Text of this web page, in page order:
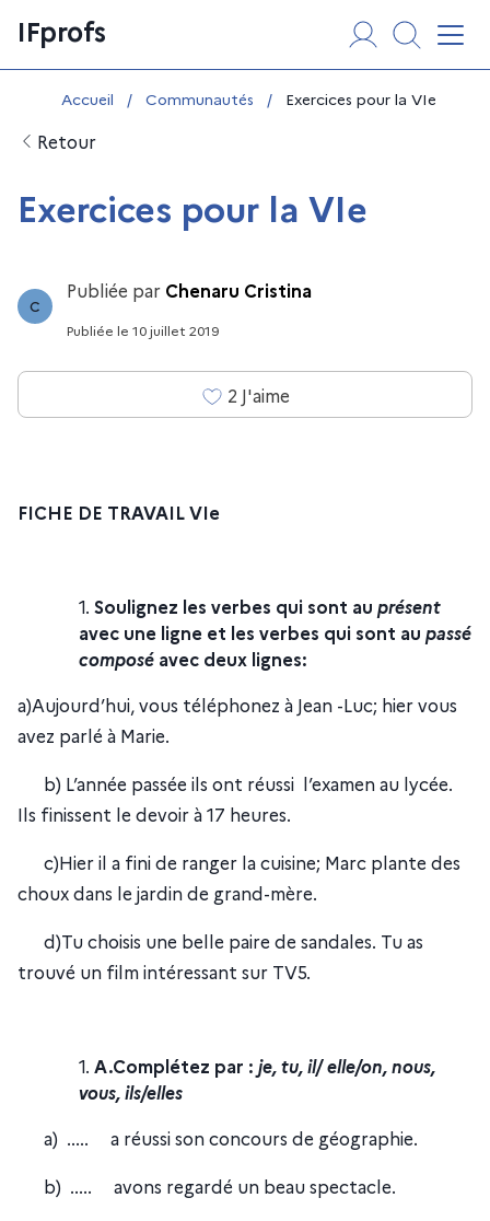
au
contenu
IFprofs
Vous êtes ici :
Accueil / Communautés / Exercices pour la VIe
Retour
Exercices pour la VIe
C
Publiée par Chenaru Cristina
Publiée le 10 juillet 2019
2 J'aime
FICHE DE TRAVAIL VIe
Soulignez les verbes qui sont au présent
avec une ligne et les verbes qui sont au passé
composé avec deux lignes:
a)Aujourd’hui, vous téléphonez à Jean -Luc; hier vous
avez parlé à Marie.
b) L’année passée ils ont réussi l’examen au lycée.
Ils finissent le devoir à 17 heures.
c)Hier il a fini de ranger la cuisine; Marc plante des
choux dans le jardin de grand-mère.
d)Tu choisis une belle paire de sandales. Tu as
trouvé un film intéressant sur TV5.
A.Complétez par : je, tu, il/ elle/on, nous,
vous, ils/elles
a) ..... a réussi son concours de géographie.
b) ..... avons regardé un beau spectacle.